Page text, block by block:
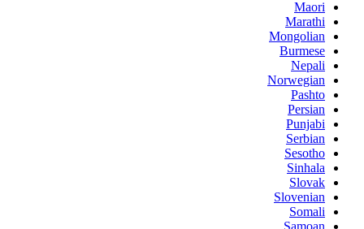
Maori
Marathi
Mongolian
Burmese
Nepali
Norwegian
Pashto
Persian
Punjabi
Serbian
Sesotho
Sinhala
Slovak
Slovenian
Somali